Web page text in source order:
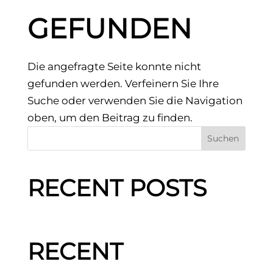
GEFUNDEN
Die angefragte Seite konnte nicht
gefunden werden. Verfeinern Sie Ihre
Suche oder verwenden Sie die Navigation
oben, um den Beitrag zu finden.
Suchen
RECENT POSTS
RECENT